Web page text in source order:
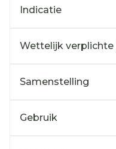
Indicatie
Wettelijk
Samenstelling
Gebruik